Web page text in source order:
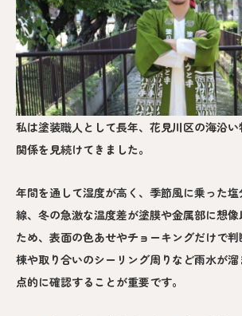
私は塗装職人として長年、花見川区の海沿
関係を見続けてきました。
年間を通して湿度が高く、季節風に乗った
線、冬の急激な温度差が塗膜や金属部に想
ため、表面の色あせやチョーキングだけで判
棟や取り合いのシーリング周りなど雨水が
点的に確認することが重要です。